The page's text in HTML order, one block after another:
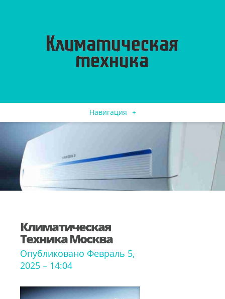
Навигация +
Климатическая
Техника Москва
Опубликовано Февраль 5,
2025 – 14:04